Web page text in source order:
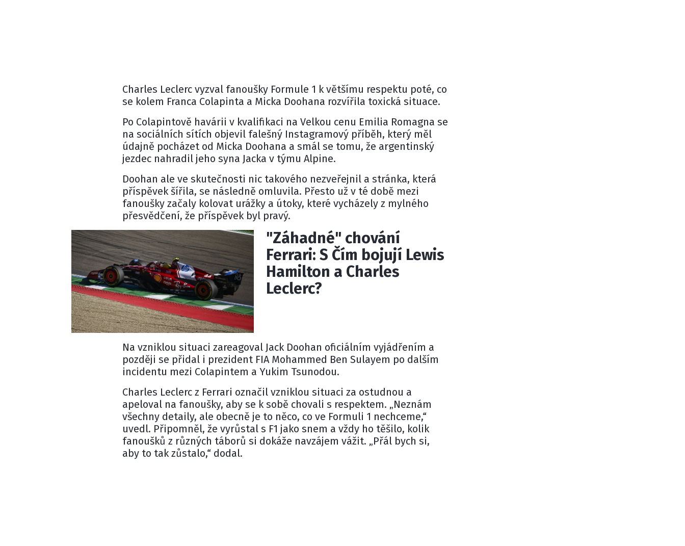
Charles Leclerc vyzval fanoušky Formule 1 k většímu respektu poté, co
se kolem Franca Colapinta a Micka Doohana rozvířila toxická situace.
Po Colapintově havárii v kvalifikaci na Velkou cenu Emilia Romagna se
na sociálních sítích objevil falešný Instagramový příběh, který měl
údajně pocházet od Micka Doohana a smál se tomu, že argentinský
jezdec nahradil jeho syna Jacka v týmu Alpine.
Doohan ale ve skutečnosti nic takového nezveřejnil a stránka, která
příspěvek šířila, se následně omluvila. Přesto už v té době mezi
fanoušky začaly kolovat urážky a útoky, které vycházely z mylného
přesvědčení, že příspěvek byl pravý.
"Záhadné" chování
Ferrari: S Čím bojují Lewis
Hamilton a Charles
Leclerc?
Na vzniklou situaci zareagoval Jack Doohan oficiálním vyjádřením a
později se přidal i prezident FIA Mohammed Ben Sulayem po dalším
incidentu mezi Colapintem a Yukim Tsunodou.
Charles Leclerc z Ferrari označil vzniklou situaci za ostudnou a
apeloval na fanoušky, aby se k sobě chovali s respektem. „Neznám
všechny detaily, ale obecně je to něco, co ve Formuli 1 nechceme,“
uvedl. Připomněl, že vyrůstal s F1 jako snem a vždy ho těšilo, kolik
fanoušků z různých táborů si dokáže navzájem vážit. „Přál bych si,
aby to tak zůstalo,“ dodal.